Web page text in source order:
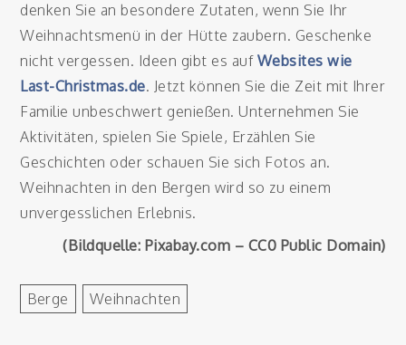
denken Sie an besondere Zutaten, wenn Sie Ihr
Weihnachtsmenü in der Hütte zaubern. Geschenke
nicht vergessen. Ideen gibt es auf Websites wie
Last-Christmas.de. Jetzt können Sie die Zeit mit Ihrer
Familie unbeschwert genießen. Unternehmen Sie
Aktivitäten, spielen Sie Spiele, Erzählen Sie
Geschichten oder schauen Sie sich Fotos an.
Weihnachten in den Bergen wird so zu einem
unvergesslichen Erlebnis.
(Bildquelle: Pixabay.com – CC0 Public Domain)
Berge Weihnachten